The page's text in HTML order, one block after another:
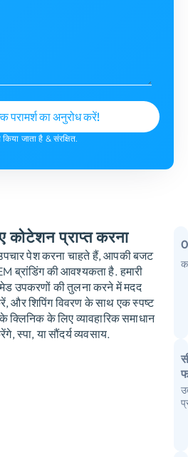
जाता है & संरक्षित.
कोटेशन प्राप्त करना
पेश करना चाहते हैं, आपकी बजट
ब्रांडिंग की आवश्यकता है. हमारी
उपकरणों की तुलना करने में मदद
और शिपिंग विवरण के साथ एक स्पष्ट
के लिए व्यावहारिक समाधान
स्पा, या सौंदर्य व्यवसाय.